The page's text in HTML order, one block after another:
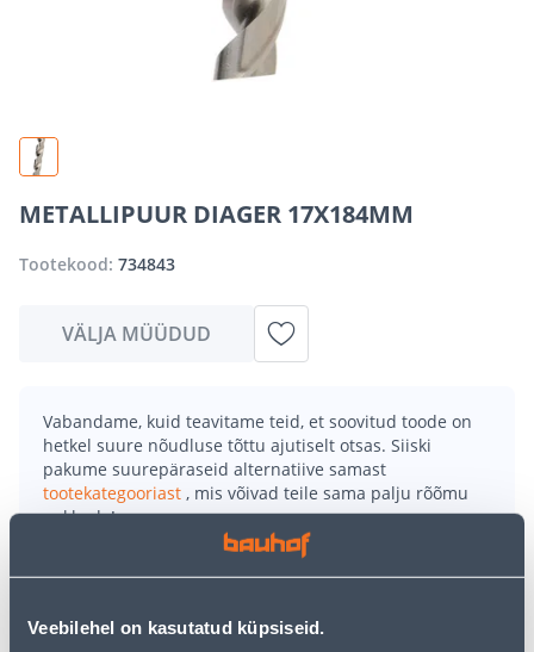
Veebilehel on kasutatud küpsiseid.
METALLIPUUR DIAGER 17X184MM
Tootekood: 734843
VÄLJA MÜÜDUD
Vabandame, kuid teavitame teid, et soovitud toode on
hetkel suure nõudluse tõttu ajutiselt otsas. Siiski
pakume suurepäraseid alternatiive samast
tootekategooriast , mis võivad teile sama palju rõõmu
pakkuda!
Teie ostlemisrõõm ei pea aga siin lõppema - oma
uurimistööd saate jätkata, naastes